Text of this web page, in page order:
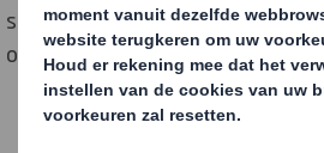
speelt daarin een grote rol, aldus
of Government, Community